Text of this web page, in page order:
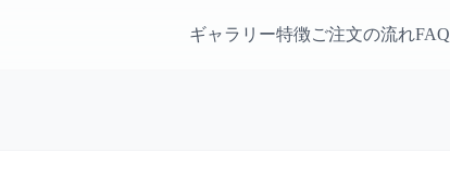
ギャラリー特徴ご注文の流れFAQ